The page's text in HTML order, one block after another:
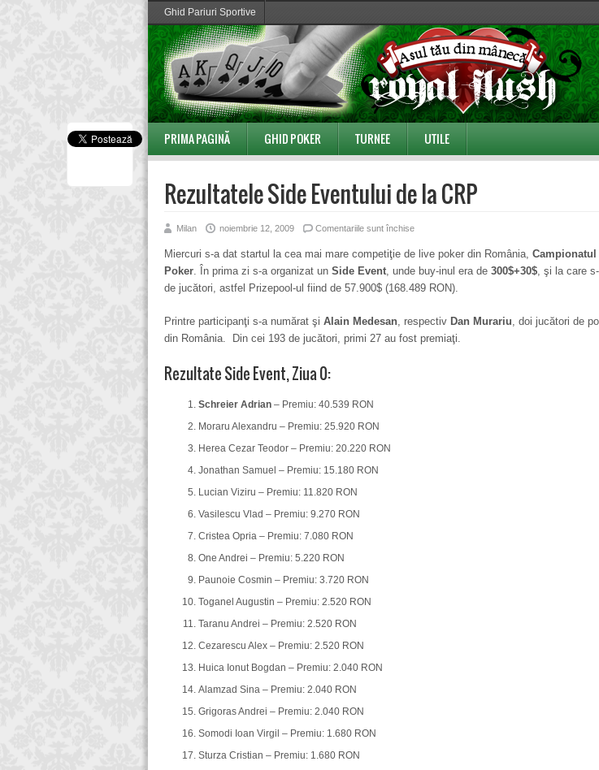
Ghid Pariuri Sportive
PRIMA PAGINĂ GHID POKER TURNEE UTILE
Rezultatele Side Eventului de la CRP
Milan noiembrie 12, 2009 Comentariile sunt închisepentru
Eventului
CRP
Miercuri s-a dat startul la cea mai mare competiţie de live poker din România, Campionatul
Poker. În prima zi s-a organizat un Side Event, unde buy-inul era de 300$+30$, şi la care
de jucători, astfel Prizepool-ul fiind de 57.900$ (168.489 RON).
Printre participanţi s-a numărat şi Alain Medesan, respectiv Dan Murariu, doi jucători de
din România. Din cei 193 de jucători, primi 27 au fost premiaţi.
Rezultate Side Event, Ziua 0:
Schreier Adrian – Premiu: 40.539 RON
Moraru Alexandru – Premiu: 25.920 RON
Herea Cezar Teodor – Premiu: 20.220 RON
Jonathan Samuel – Premiu: 15.180 RON
Lucian Viziru – Premiu: 11.820 RON
Vasilescu Vlad – Premiu: 9.270 RON
Cristea Opria – Premiu: 7.080 RON
One Andrei – Premiu: 5.220 RON
Paunoie Cosmin – Premiu: 3.720 RON
Toganel Augustin – Premiu: 2.520 RON
Taranu Andrei – Premiu: 2.520 RON
Cezarescu Alex – Premiu: 2.520 RON
Huica Ionut Bogdan – Premiu: 2.040 RON
Alamzad Sina – Premiu: 2.040 RON
Grigoras Andrei – Premiu: 2.040 RON
Somodi Ioan Virgil – Premiu: 1.680 RON
Sturza Cristian – Premiu: 1.680 RON